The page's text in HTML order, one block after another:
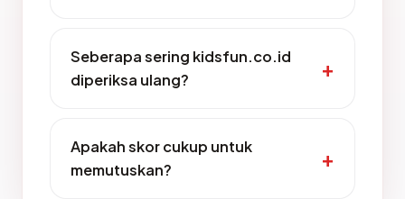
Seberapa sering kidsfun.co.id
diperiksa ulang?
Apakah skor cukup untuk
memutuskan?